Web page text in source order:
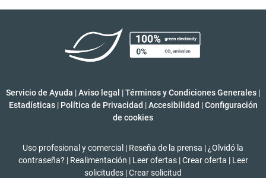
Servicio de Ayuda |Aviso legal |Términos y Condiciones Generales |
Estadísticas | Política de Privacidad | Accesibilidad | Configuración
de cookies
Uso profesional y comercial | Reseña de la prensa | ¿Olvidó la
contraseña? | Realimentación | Leer ofertas | Crear oferta | Leer
solicitudes |Crear solicitud